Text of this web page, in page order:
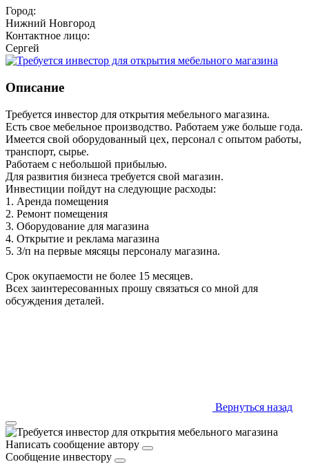
Город:
Нижний Новгород
Контактное лицо:
Сергей
Описание
Требуется инвестор для открытия мебельного магазина.
Есть свое мебельное производство. Работаем уже больше года.
Имеется свой оборудованный цех, персонал с опытом работы,
транспорт, сырье.
Работаем с небольшой прибылью.
Для развития бизнеса требуется свой магазин.
Инвестиции пойдут на следующие расходы:
1. Аренда помещения
2. Ремонт помещения
3. Оборудование для магазина
4. Открытие и реклама магазина
5. З/п на первые мясяцы персоналу магазина.
Срок окупаемости не более 15 месяцев.
Всех заинтересованных прошу связаться со мной для
обсуждения деталей.
Вернуться назад
Написать сообщение автору
Сообщение инвестору